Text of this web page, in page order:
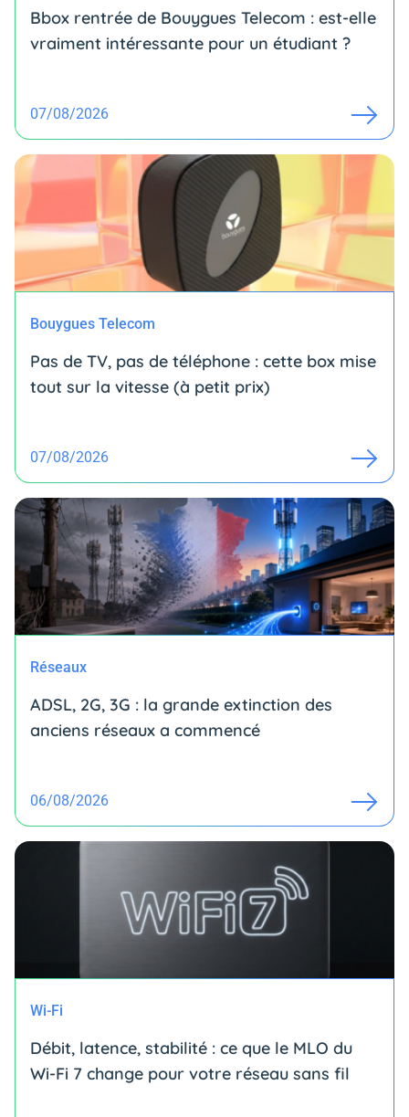
Bbox rentrée de Bouygues Telecom : est-elle
vraiment intéressante pour un étudiant ?
07/08/2026
Bouygues Telecom
Pas de TV, pas de téléphone : cette box mise
tout sur la vitesse (à petit prix)
07/08/2026
Réseaux
ADSL, 2G, 3G : la grande extinction des
anciens réseaux a commencé
06/08/2026
Wi-Fi
Débit, latence, stabilité : ce que le MLO du
Wi-Fi 7 change pour votre réseau sans fil